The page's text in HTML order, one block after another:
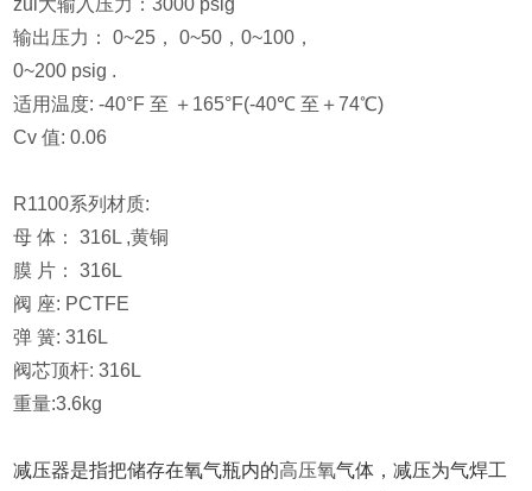
zui大输入压力：3000 psig
输出压力： 0~25， 0~50，0~100，
0~200 psig .
适用温度: -40°F 至 ＋165°F(-40℃ 至＋74℃)
Cv 值: 0.06
R1100系列材质:
母 体： 316L ,黄铜
膜 片： 316L
阀 座: PCTFE
弹 簧: 316L
阀芯顶杆: 316L
重量:3.6kg
减压器是指把储存在氧气瓶内的高压氧气体，减压为气焊工